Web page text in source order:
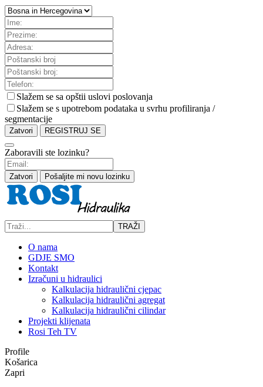
Slažem se sa opštii uslovi poslovanja
Slažem se s upotrebom podataka u svrhu profiliranja /
segmentacije
Zatvori REGISTRUJ SE
Zaboravili ste lozinku?
Zatvori Pošaljite mi novu lozinku
TRAŽI
O nama
GDJE SMO
Kontakt
Izračuni u hidraulici
Kalkulacija hidraulični cjepac
Kalkulacija hidraulični agregat
Kalkulacija hidraulični cilindar
Projekti klijenata
Rosi Teh TV
Profile
Košarica
Zapri